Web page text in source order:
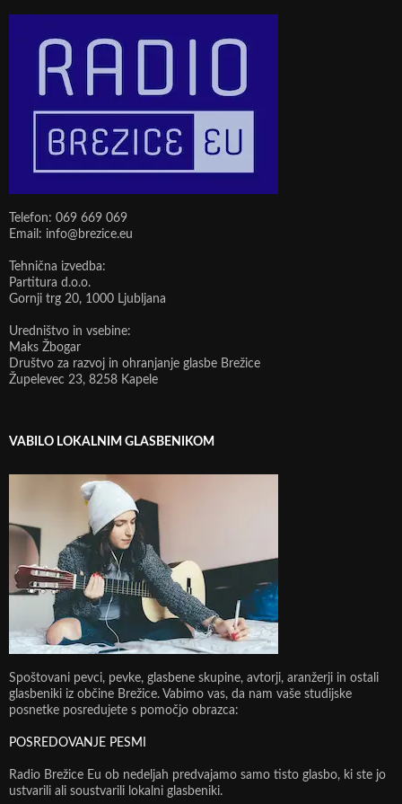
Telefon: 069 669 069
Email: info@brezice.eu
Tehnična izvedba:
Partitura d.o.o.
Gornji trg 20, 1000 Ljubljana
Uredništvo in vsebine:
Maks Žbogar
Društvo za razvoj in ohranjanje glasbe Brežice
Župelevec 23, 8258 Kapele
VABILO LOKALNIM GLASBENIKOM
Spoštovani pevci, pevke, glasbene skupine, avtorji, aranžerji in ostali
glasbeniki iz občine Brežice. Vabimo vas, da nam vaše studijske
posnetke posredujete s pomočjo obrazca:
POSREDOVANJE PESMI
Radio Brežice Eu ob nedeljah predvajamo samo tisto glasbo, ki ste jo
ustvarili ali soustvarili lokalni glasbeniki.